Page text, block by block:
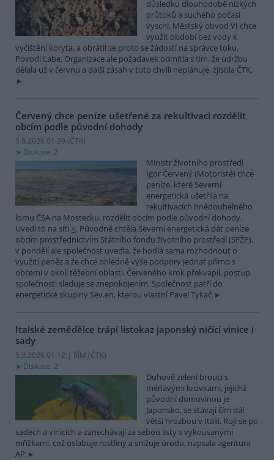
důsledku dlouhodobě nízkých
průtoků a suchého počasí
vyschl. Městský obvod VI chce
využít období bez vody k
vyčištění koryta, a obrátil se proto se žádostí na správce toku,
Povodí Labe. Organizace ale požadavek odmítla s tím, že údržbu
dělala už v červnu a další zásah v tuto chvíli neplánuje, zjistila ČTK.
Červený chce peníze ušetřené za rekultivaci rozdělit
obcím podle původní dohody
5.8.2026 01:29 (ČTK)
Diskuse: 2
Ministr životního prostředí
Igor Červený (Motoristé) chce
peníze, které Severní
energetická ušetřila na
rekultivacích hnědouhelného
lomu ČSA na Mostecku, rozdělit obcím podle původní dohody.
Uvedl to na síti X. Původně chtěla Severní energetická dát peníze
obcím prostřednictvím Státního fondu životního prostředí (SFŽP),
v pondělí ale společnost uvedla, že hodlá sama rozhodnout o
využití peněz a že chce ohledně výše podpory jednat přímo s
obcemi v okolí těžební oblasti. Červeného krok překvapil, postup
společnosti sleduje se znepokojením. Společnost patří do
energetické skupiny Sev.en, kterou vlastní Pavel Tykač.
Italské zemědělce trápí listokaz japonský ničící vinice i
sady
5.8.2026 01:12 | ŘÍM (ČTK)
Diskuse: 2
Duhově zelení brouci s
měňavými krovkami, jejichž
původní domovinou je
Japonsko, se stávají čím dál
větší hrozbou v Itálii. Rojí se po
sadech a vinicích a zanechávají za sebou listy s vykousanými
mřížkami, což oslabuje rostliny a snižuje úrodu, napsala agentura
AP.